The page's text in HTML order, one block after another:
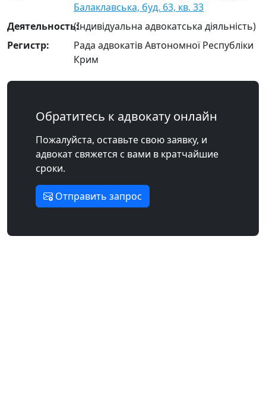
Балаклавська, буд. 63, кв. 33
Деятельность:(Індивідуальна адвокатська діяльність)
Регистр:
Рада адвокатів Автономної Республіки
Крим
Обратитесь к адвокату онлайн
Пожалуйста, оставьте свою заявку, и
адвокат свяжется с вами в кратчайшие
сроки.
Отправить запрос